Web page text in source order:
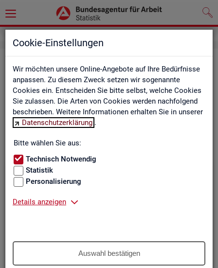
Cookie-Einstellungen
Wir möchten unsere Online-Angebote auf Ihre Bedürfnisse
anpassen. Zu diesem Zweck setzen wir sogenannte
Cookies ein. Entscheiden Sie bitte selbst, welche Cookies
Sie zulassen. Die Arten von Cookies werden nachfolgend
beschrieben. Weitere Informationen erhalten Sie in unserer
Datenschutzerklärung .
Bitte wählen Sie aus:
Technisch Notwendig
Statistik
Personalisierung
Details anzeigen
Auswahl bestätigen
Be­ru­fe auf einen Blick
Die Dia­gram­me und Ta­bel­len wer­den jähr­lich ak­tua­li­siert und
ent­hal­ten In­for­ma­tio­nen zu den The­men Be­schäf­ti­gung, Ent­
gelt, Ar­beits­lo­sig­keit, ge­mel­de­te Ar­beits­stel­len und Fach­kräf­
te­be­darf aller Be­ru­fe sowie der MINT- und In­ge­nieur­be­ru­fe dif­
fe­ren­ziert nach dem An­for­de­rungs­ni­veau (z.B. Fach­kräf­te) für
Deutsch­land, Län­der und Agen­tur­be­zir­ke
Bitte wäh­len Sie ein Thema aus
Arbeitszeit und Anforderungsniveau, sowie
den wichtigsten Branchen